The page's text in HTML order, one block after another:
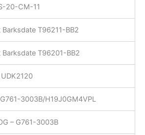
20-CM-11
T96211-BB2
T96201-BB2
3003B/H19J0GM4VPL
– G761-3003B